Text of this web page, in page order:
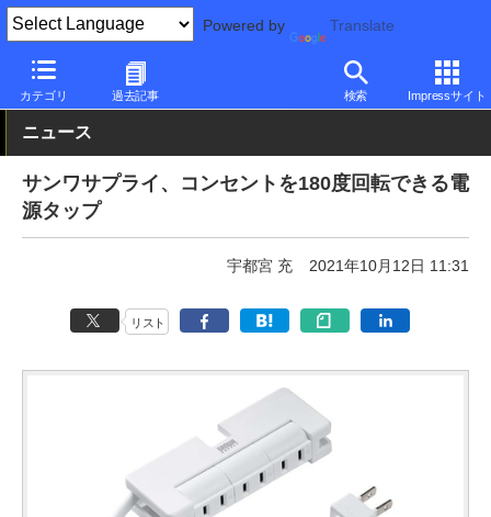
Powered by Translate
カテゴリ 過去記事 検索 Impressサイト
PC Watch 半導体/周辺機器
ニュース
サンワサプライ、コンセントを180度回転できる電
源タップ
宇都宮 充 2021年10月12日 11:31
リスト